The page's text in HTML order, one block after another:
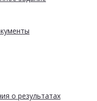
о результатах